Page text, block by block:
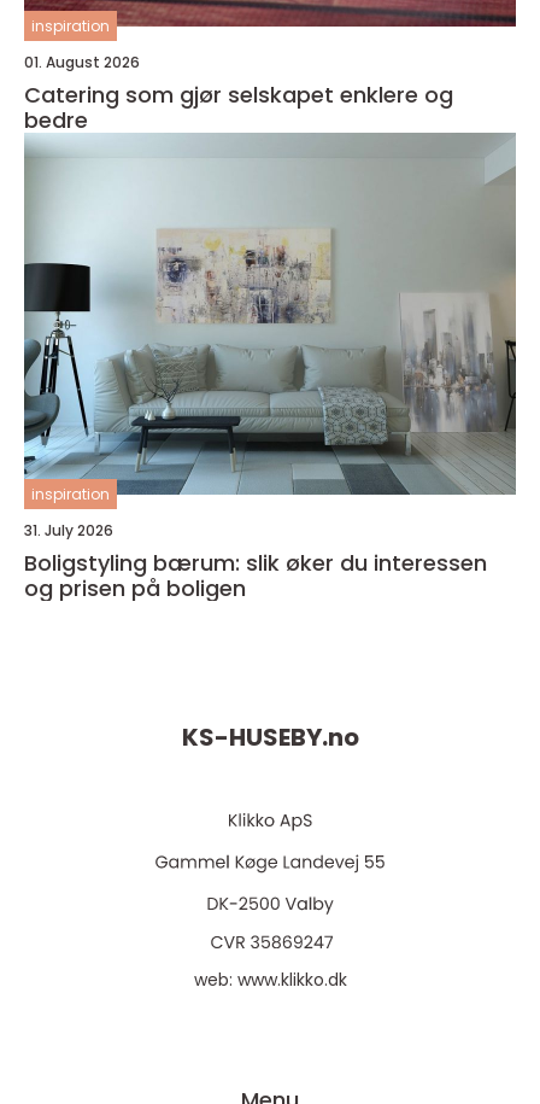
inspiration
01. August 2026
Catering som gjør selskapet enklere og
bedre
inspiration
31. July 2026
Boligstyling bærum: slik øker du interessen
og prisen på boligen
KS-HUSEBY.no
web: www.klikko.dk